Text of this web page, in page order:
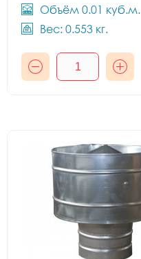
Объём 0.01 куб.м.
Вес: 0.553 кг.